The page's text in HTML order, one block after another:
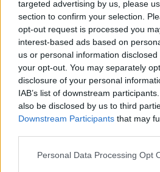
targeted advertising by us, please
section to confirm your selection.
opt-out request is processed you
interest-based ads based on
us or personal information
your opt-out. You may separately
disclosure of your personal
IAB’s list of downstream
also be disclosed by us to third
Downstream Participants that may
Personal Data Processing Opt
NOTICIAS